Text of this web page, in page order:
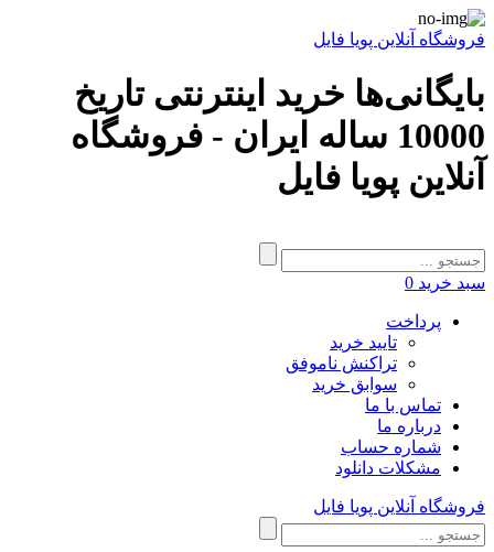
فروشگاه آنلاین پویا فایل
بایگانی‌ها خرید اینترنتی تاریخ
10000 ساله ایران - فروشگاه
آنلاین پویا فایل
سبد خرید 0
پرداخت
تایید خرید
تراکنش ناموفق
سوابق خرید
تماس با ما
درباره ما
شماره حساب
مشکلات دانلود
فروشگاه آنلاین پویا فایل